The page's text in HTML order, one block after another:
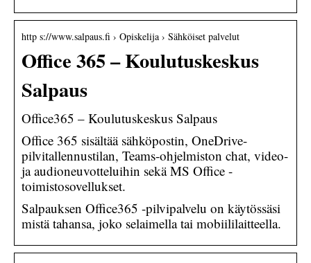
http s://www.salpaus.fi › Opiskelija › Sähköiset palvelut
Office 365 – Koulutuskeskus
Salpaus
Office365 – Koulutuskeskus Salpaus
Office 365 sisältää sähköpostin, OneDrive-
pilvitallennustilan, Teams-ohjelmiston chat, video-
ja audioneuvotteluihin sekä MS Office -
toimistosovellukset.
Salpauksen Office365 -pilvipalvelu on käytössäsi
mistä tahansa, joko selaimella tai mobiililaitteella.